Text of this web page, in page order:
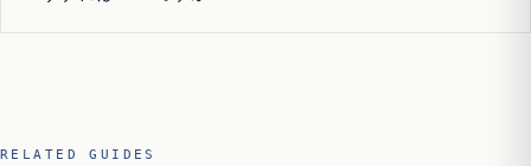
RELATED GUIDES